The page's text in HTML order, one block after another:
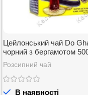
Цейлонський чай Do
чорний з бергамотом
Розсипний чай
В наявності